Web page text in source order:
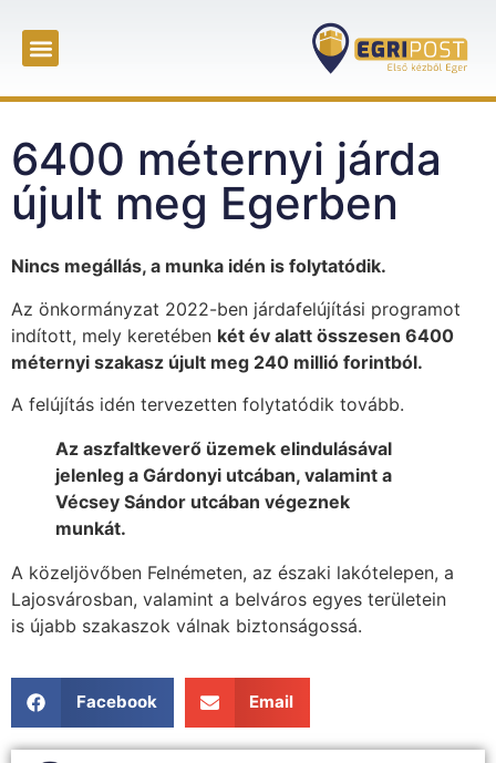
6400 méternyi járda
újult meg Egerben
Nincs megállás, a munka idén is folytatódik.
Az önkormányzat 2022-ben járdafelújítási programot
indított, mely keretében két év alatt összesen 6400
méternyi szakasz újult meg 240 millió forintból.
A felújítás idén tervezetten folytatódik tovább.
Az aszfaltkeverő üzemek elindulásával
jelenleg a Gárdonyi utcában, valamint a
Vécsey Sándor utcában végeznek
munkát.
A közeljövőben Felnémeten, az északi lakótelepen, a
Lajosvárosban, valamint a belváros egyes területein
is újabb szakaszok válnak biztonságossá.
Facebook Email